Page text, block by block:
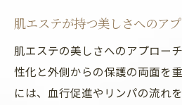
肌エステが持つ美しさへのア
肌エステの美しさへのアプロー
性化と外側からの保護の両面を
には、血行促進やリンパの流れ